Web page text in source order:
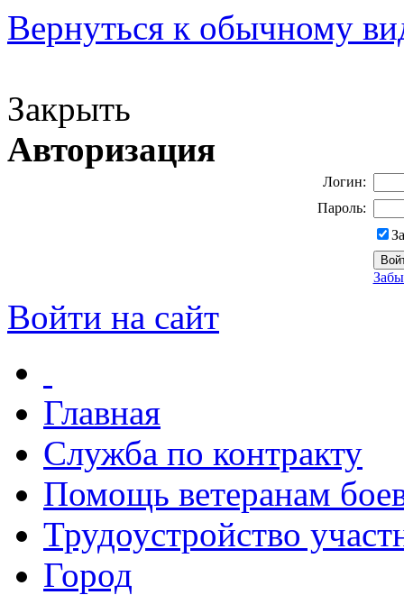
Вернуться к обычному
Закрыть
Авторизация
Логин:
Пароль:
Войти на сайт
Главная
Служба по контракту
Помощь ветеранам
Трудоустройство
Город